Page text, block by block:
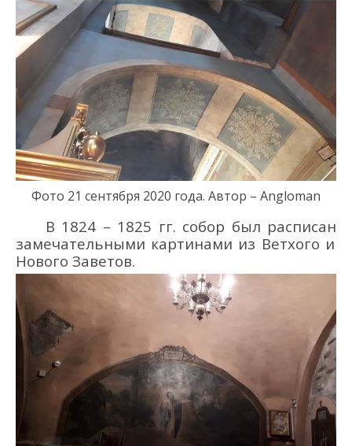
Фото 21 сентября 2020 года. Автор – Angloman
В 1824 – 1825 гг. собор был расписан
замечательными картинами из Ветхого и
Нового Заветов.